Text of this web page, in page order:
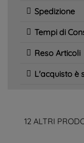
Spedizione
Tempi di
Reso Articoli
L'acquisto è
12 ALTRI